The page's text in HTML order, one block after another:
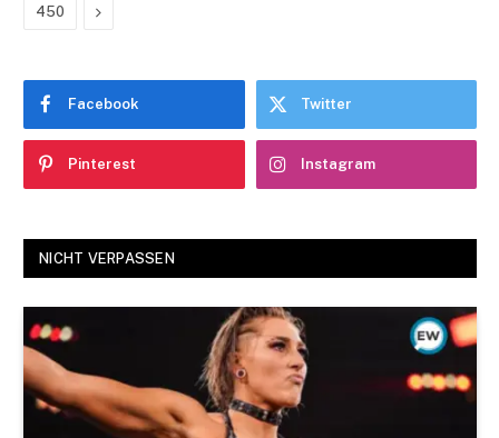
450 Next
Facebook Twitter
Pinterest Instagram
NICHT VERPASSEN